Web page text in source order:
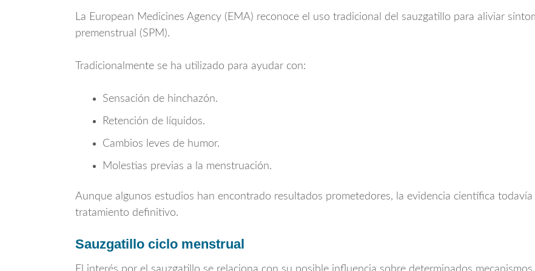
La European Medicines Agency (EMA) reconoce el uso tradicional del sauzgatillo para aliviar
premenstrual (SPM).
Tradicionalmente se ha utilizado para ayudar con:
Sensación de hinchazón.
Retención de líquidos.
Cambios leves de humor.
Molestias previas a la menstruación.
Aunque algunos estudios han encontrado resultados prometedores, la evidencia científica
tratamiento definitivo.
Sauzgatillo ciclo menstrual